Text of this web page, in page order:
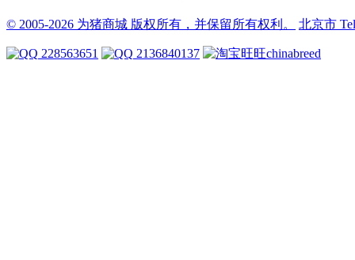
© 2005-2026 为猪商城 版权所有，并保留所有权利。 北京市
228563651 2136840137 chinabreed